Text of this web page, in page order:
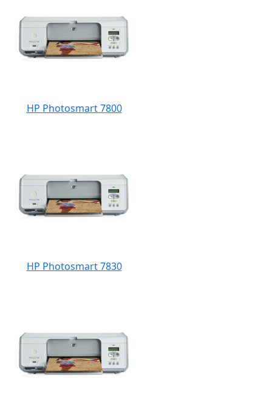
HP Photosmart 7800
HP Photosmart 7830